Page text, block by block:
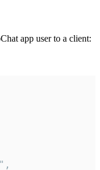
app user to a client: